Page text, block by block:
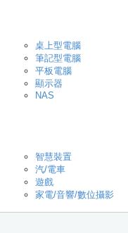
桌上型電腦
筆記型電腦
平板電腦
顯示器
NAS
智慧裝置
汽/電車
遊戲
家電/音響/數位攝影